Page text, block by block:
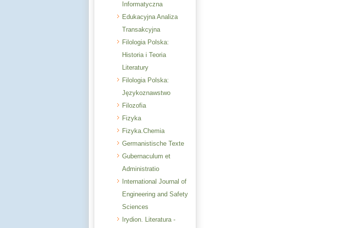
Informatyczna
Edukacyjna Analiza
Transakcyjna
Filologia Polska:
Historia i Teoria
Literatury
Filologia Polska:
Językoznawstwo
Filozofia
Fizyka
Fizyka.Chemia
Germanistische Texte
Gubernaculum et
Administratio
International Journal of
Engineering and Safety
Sciences
Irydion. Literatura -